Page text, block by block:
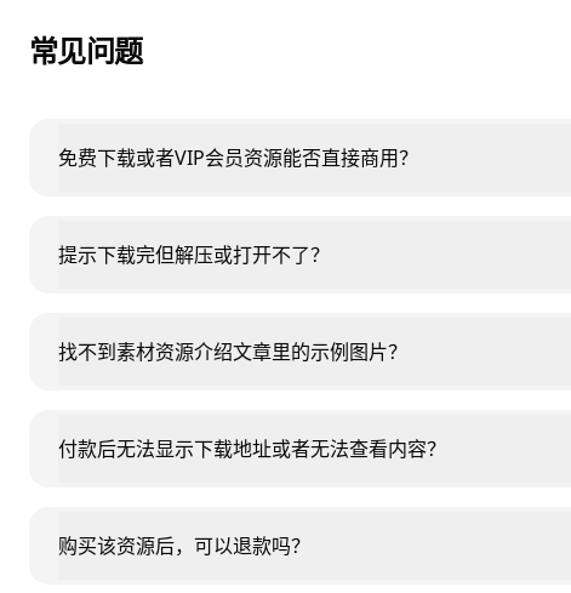
常见问题
免费下载或者VIP会员资源能否直接商用？
提示下载完但解压或打开不了？
找不到素材资源介绍文章里的示例图片？
付款后无法显示下载地址或者无法查看内容？
购买该资源后，可以退款吗？